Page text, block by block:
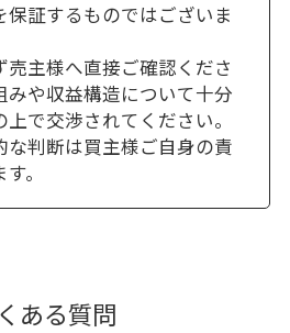
証するものではございま
主様へ直接ご確認くださ
みや収益構造について十分
で交渉されてください。
判断は買主様ご自身の責
。
ある質問